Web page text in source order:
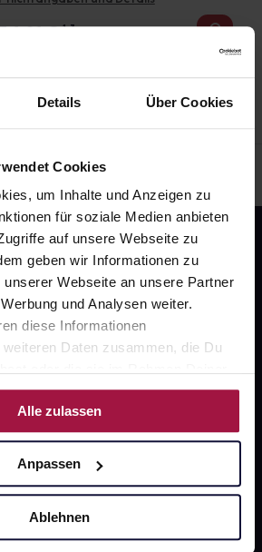
Details Über Cookies
Cookies
um Inhalte und Anzeigen zu
für soziale Medien anbieten
auf unsere Webseite zu
geben wir Informationen zu
unserer Webseite an unsere Partner
und Analysen weiter.
diese Informationen
Daten zusammen, die Du
gesammelt haben.
Alle zulassen
Anpassen
Ablehnen
€ 1, 3
Bestellung?